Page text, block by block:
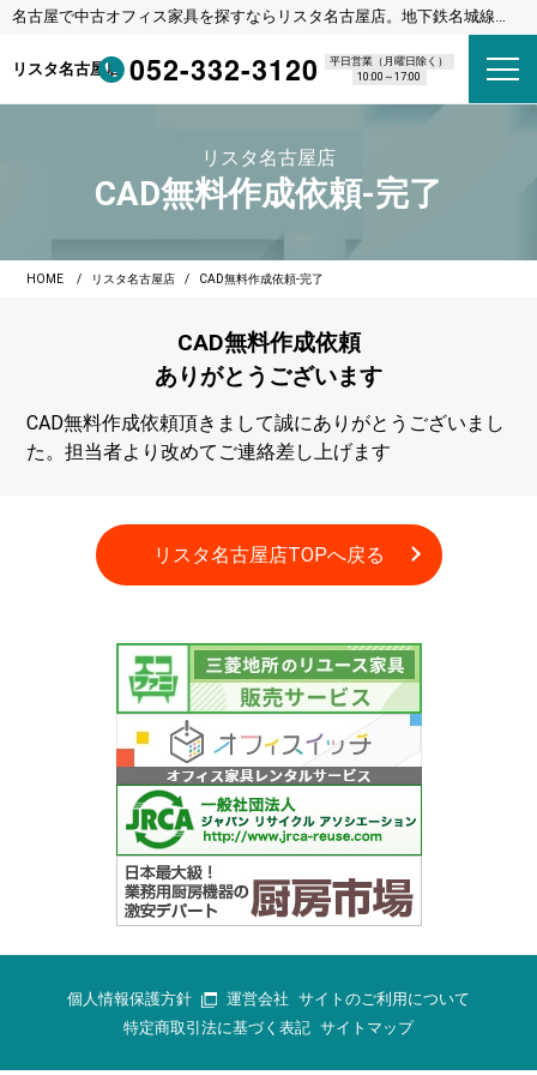
名古屋で中古オフィス家具を探すならリスタ名古屋店。地下鉄名城線
リスタ名古屋店 052-332-3120
平日営業（月曜日除く）
10:00～17:00
リスタ名古屋店
CAD無料作成依頼-完了
HOME リスタ名古屋店 CAD無料作成依頼-完了
CAD無料作成依頼
ありがとうございます
CAD無料作成依頼頂きまして誠にありがとうございまし
た。担当者より改めてご連絡差し上げます
リスタ名古屋店TOPへ戻る
個人情報保護方針 運営会社 サイトのご利用について
特定商取引法に基づく表記 サイトマップ